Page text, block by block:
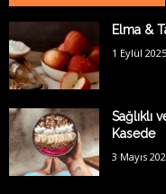
Elma &
1 Eylül 2025
Sağlıklı
Kasede
3 Mayıs